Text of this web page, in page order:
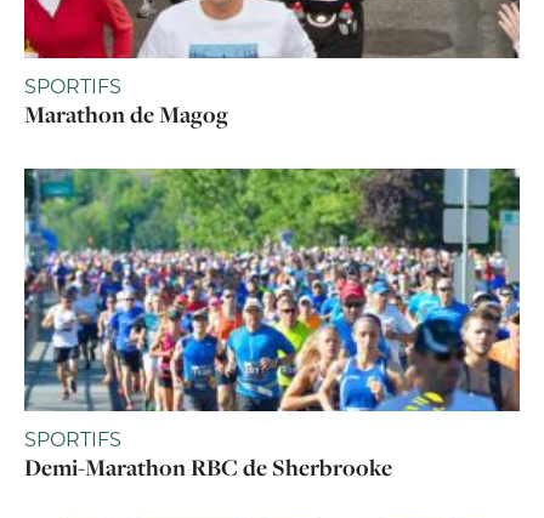
SPORTIFS
Marathon de Magog
SPORTIFS
Demi-Marathon RBC de Sherbrooke